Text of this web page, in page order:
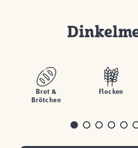
Brot &
Brötchen
Flocken